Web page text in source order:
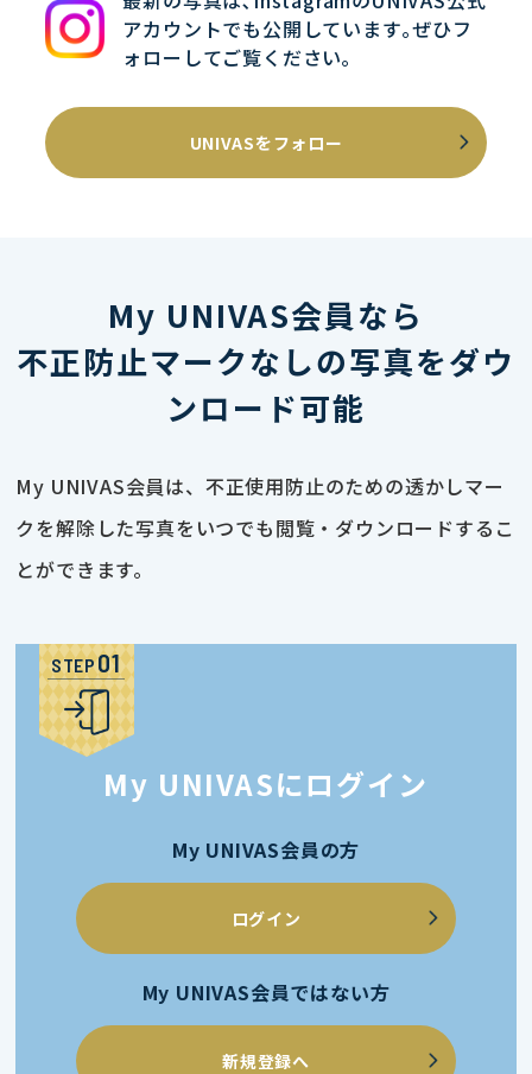
アカウントでも公開しています｡ぜひフ
ォローしてご覧ください｡
UNIVASをフォロー
My UNIVAS会員なら
不正防止マークなしの写真をダウ
ンロード可能
My UNIVAS会員は、不正使用防止のための透かしマー
クを解除した写真をいつでも閲覧・ダウンロードするこ
とができます。
STEP
My UNIVASにログイン
My UNIVAS会員の方
ログイン
My UNIVAS会員ではない方
新規登録へ